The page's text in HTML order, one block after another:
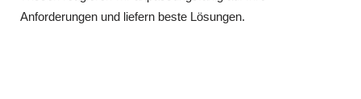
Anforderungen und liefern beste Lösungen.